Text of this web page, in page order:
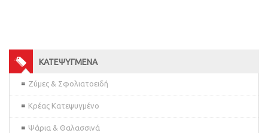
ΚΑΤΕΨΥΓΜΕΝΑ
Ζύμες & Σφολιατοειδή
Κρέας Κατεψυγμένο
Ψάρια & Θαλασσινά